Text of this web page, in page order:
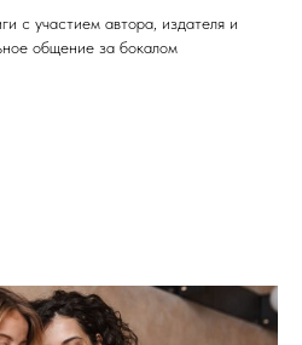
с участием автора, издателя и
общение за бокалом